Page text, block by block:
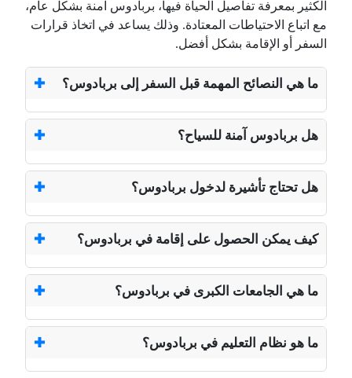
الكثير بمعرفة تفاصيل الحياة فيها، بربادوس آمنة بشكل عام،
مع اتباع الاحتياطات المعتادة. وذلك يساعد في اتخاذ قرارات
السفر أو الإقامة بشكل أفضل.
ما هي النصائح المهمة قبل السفر إلى بربادوس؟
هل بربادوس آمنة للسياح؟
هل تحتاج تأشيرة لدخول بربادوس؟
كيف يمكن الحصول على إقامة في بربادوس؟
ما هي الجامعات الكبرى في بربادوس؟
ما هو نظام التعليم في بربادوس؟